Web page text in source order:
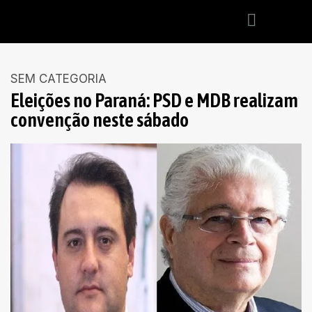
SEM CATEGORIA
Eleições no Paraná: PSD e MDB realizam
convenção neste sábado